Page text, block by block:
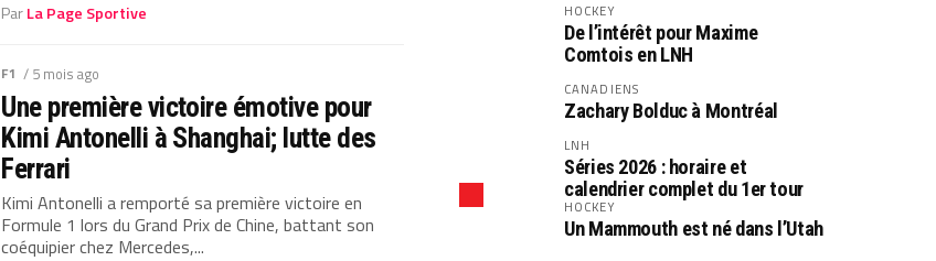
ParLa Page Sportive
F1 / 5 mois ago
Une première victoire émotive pour
Kimi Antonelli à Shanghai; lutte des
Ferrari
Kimi Antonelli a remporté sa première victoire en
Formule 1 lors du Grand Prix de Chine, battant son
coéquipier chez Mercedes,...
HOCKEY
De l’intérêt pour Maxime
Comtois en LNH
CANADIENS
Zachary Bolduc à Montréal
LNH
Séries 2026 : horaire et
calendrier complet du 1er tour
HOCKEY
Un Mammouth est né dans l’Utah